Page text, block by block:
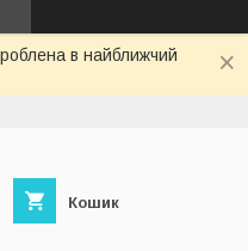
в найближчий
Кошик